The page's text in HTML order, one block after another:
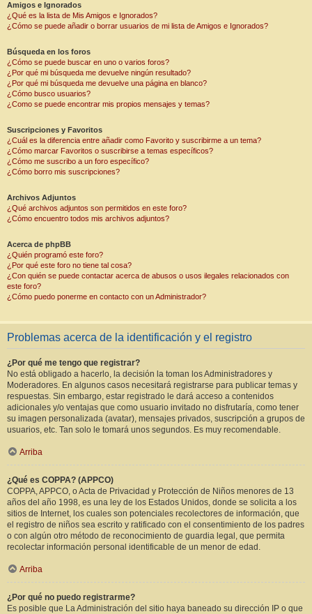
Amigos e Ignorados
¿Qué es la lista de Mis Amigos e Ignorados?
¿Cómo se puede añadir o borrar usuarios de mi lista de Amigos e Ignorados?
Búsqueda en los foros
¿Cómo se puede buscar en uno o varios foros?
¿Por qué mi búsqueda me devuelve ningún resultado?
¿Por qué mi búsqueda me devuelve una página en blanco?
¿Cómo busco usuarios?
¿Como se puede encontrar mis propios mensajes y temas?
Suscripciones y Favoritos
¿Cuál es la diferencia entre añadir como Favorito y suscribirme a un tema?
¿Cómo marcar Favoritos o suscribirse a temas específicos?
¿Cómo me suscribo a un foro específico?
¿Cómo borro mis suscripciones?
Archivos Adjuntos
¿Qué archivos adjuntos son permitidos en este foro?
¿Cómo encuentro todos mis archivos adjuntos?
Acerca de phpBB
¿Quién programó este foro?
¿Por qué este foro no tiene tal cosa?
¿Con quién se puede contactar acerca de abusos o usos ilegales relacionados con
este foro?
¿Cómo puedo ponerme en contacto con un Administrador?
Problemas acerca de la identificación y el registro
¿Por qué me tengo que registrar?
No está obligado a hacerlo, la decisión la toman los Administradores y
Moderadores. En algunos casos necesitará registrarse para publicar temas y
respuestas. Sin embargo, estar registrado le dará acceso a contenidos
adicionales y/o ventajas que como usuario invitado no disfrutaría, como tener
su imagen personalizada (avatar), mensajes privados, suscripción a grupos de
usuarios, etc. Tan solo le tomará unos segundos. Es muy recomendable.
Arriba
¿Qué es COPPA? (APPCO)
COPPA, APPCO, o Acta de Privacidad y Protección de Niños menores de 13
años del año 1998, es una ley de los Estados Unidos, donde se solicita a los
sitios de Internet, los cuales son potenciales recolectores de información, que
el registro de niños sea escrito y ratificado con el consentimiento de los padres
o con algún otro método de reconocimiento de guardia legal, que permita
recolectar información personal identificable de un menor de edad.
Arriba
¿Por qué no puedo registrarme?
Es posible que La Administración del sitio haya baneado su dirección IP o que